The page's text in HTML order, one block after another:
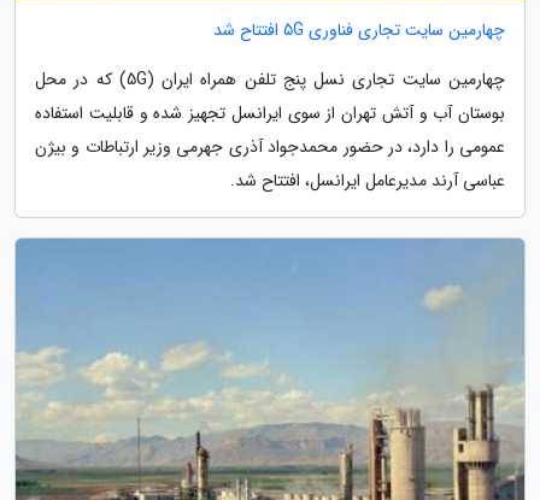
چهارمین سایت تجاری فناوری 5G افتتاح شد
چهارمین سایت تجاری نسل پنج تلفن همراه ایران (5G) که در محل
بوستان آب و آتش تهران از سوی ایرانسل تجهیز شده و قابلیت استفاده
عمومی را دارد، در حضور محمدجواد آذری جهرمی وزیر ارتباطات و بیژن
عباسی آرند مدیرعامل ایرانسل، افتتاح شد.